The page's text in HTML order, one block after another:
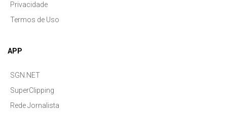
Privacidade
Termos de Uso
APP
SGN.NET
SuperClipping
Rede Jornalista